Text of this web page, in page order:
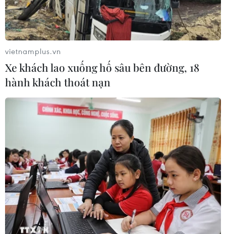
TIN CÙNG CHUYÊN MỤC
Cảnh báo lũ trên lưu vực sông Thao
vietnamplus.vn
Xe khách lao xuống hố sâu bên đường, 18
hành khách thoát nạn